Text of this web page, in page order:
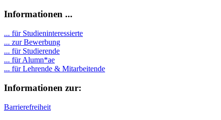
Informationen ...
... für Studieninteressierte
... zur Bewerbung
... für Studierende
... für Alumn*ae
... für Lehrende & Mitarbeitende
Informationen zur:
Barrierefreiheit